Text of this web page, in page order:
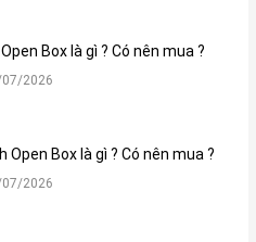
Box là gì ? Có nên mua ?
07/2026
Open Box là gì ? Có nên mua ?
07/2026